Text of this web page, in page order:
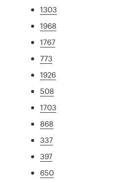
1303
1968
1767
773
1926
508
1703
868
337
397
650